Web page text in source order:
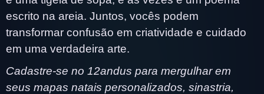
escrito na areia. Juntos, vocês podem
transformar confusão em criatividade e cuidado
em uma verdadeira arte.
Cadastre-se no 12andus para mergulhar em
seus mapas natais personalizados, sinastria,